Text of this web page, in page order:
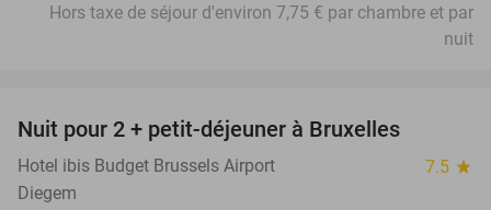
Hors taxe de séjour d'environ 7,75 € par chambre et par
nuit
Nuit pour 2 + petit-déjeuner à Bruxelles
Hotel ibis Budget Brussels Airport 7.5 star
Diegem